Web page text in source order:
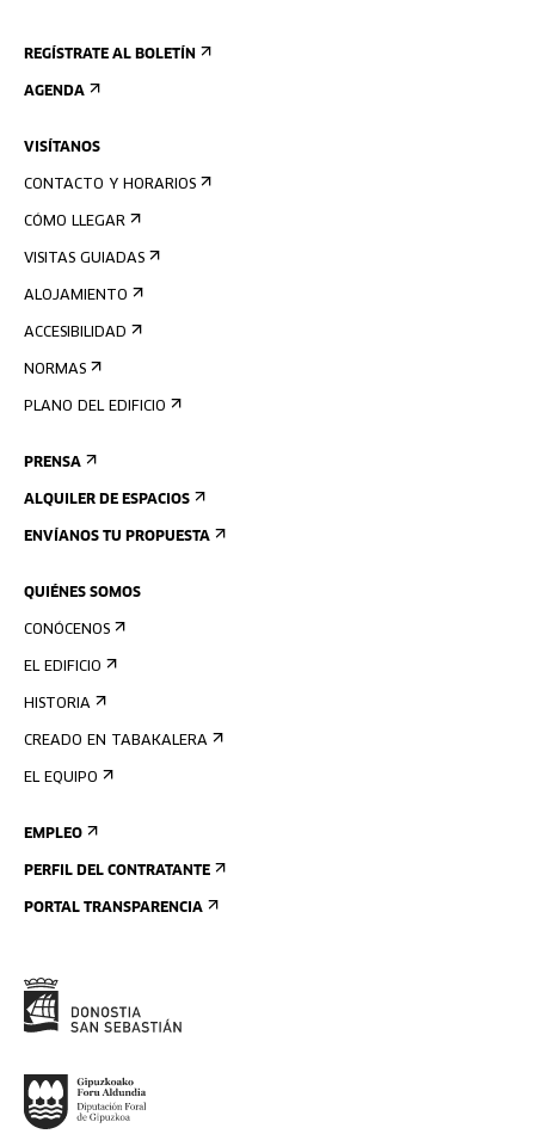
REGÍSTRATE AL BOLETÍN
AGENDA
VISÍTANOS
CONTACTO Y HORARIOS
CÓMO LLEGAR
VISITAS GUIADAS
ALOJAMIENTO
ACCESIBILIDAD
NORMAS
PLANO DEL EDIFICIO
PRENSA
ALQUILER DE ESPACIOS
ENVÍANOS TU PROPUESTA
QUIÉNES SOMOS
CONÓCENOS
EL EDIFICIO
HISTORIA
CREADO EN TABAKALERA
EL EQUIPO
EMPLEO
PERFIL DEL CONTRATANTE
PORTAL TRANSPARENCIA